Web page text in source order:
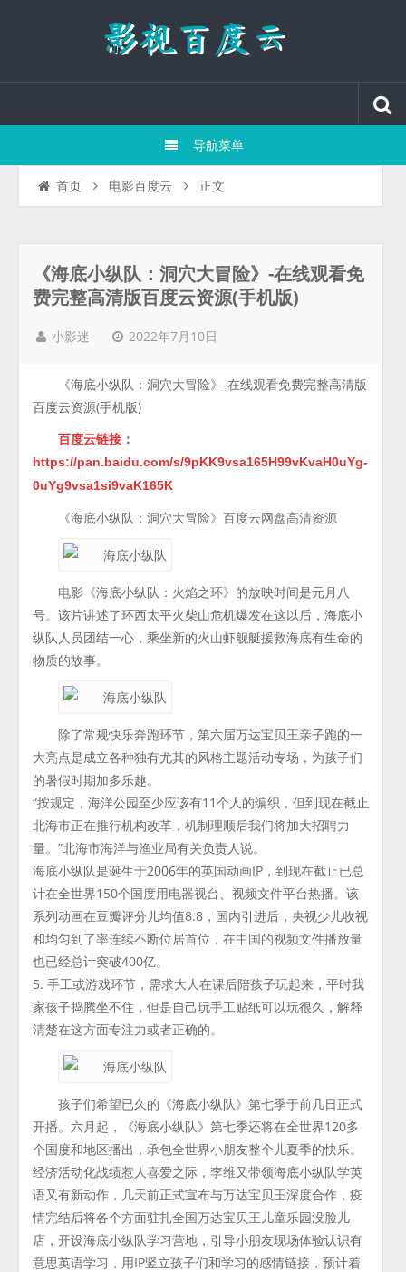
导航菜单
首页 电影百度云 正文
《海底小纵队：洞穴大冒险》-在线观看免
费完整高清版百度云资源(手机版)
小影迷 2022年7月10日
《海底小纵队：洞穴大冒险》-在线观看免费完整高清版
百度云资源(手机版)
百度云链接 ：
https://pan.baidu.com/s/9pKK9vsa165H99vKvaH0uYg-
0uYg9vsa1si9vaK165K
《海底小纵队：洞穴大冒险》百度云网盘高清资源
电影《海底小纵队：火焰之环》的放映时间是元月八
号。该片讲述了环西太平火柴山危机爆发在这以后，海底小
纵队人员团结一心，乘坐新的火山虾舰艇援救海底有生命的
物质的故事。
除了常规快乐奔跑环节，第六届万达宝贝王亲子跑的一
大亮点是成立各种独有尤其的风格主题活动专场，为孩子们
的暑假时期加多乐趣。
“按规定，海洋公园至少应该有11个人的编织，但到现在截止
北海市正在推行机构改革，机制理顺后我们将加大招聘力
量。”北海市海洋与渔业局有关负责人说。
海底小纵队是诞生于2006年的英国动画IP，到现在截止已总
计在全世界150个国度用电器视台、视频文件平台热播。该
系列动画在豆瓣评分儿均值8.8，国内引进后，央视少儿收视
和均匀到了率连续不断位居首位，在中国的视频文件播放量
也已经总计突破400亿。
5. 手工或游戏环节，需求大人在课后陪孩子玩起来，平时我
家孩子捣腾坐不住，但是自己玩手工贴纸可以玩很久，解释
清楚在这方面专注力或者正确的。
孩子们希望已久的《海底小纵队》第七季于前几日正式
开播。六月起，《海底小纵队》第七季还将在全世界120多
个国度和地区播出，承包全世界小朋友整个儿夏季的快乐。
经济活动化战绩惹人喜爱之际，李维又带领海底小纵队学英
语又有新动作，几天前正式宣布与万达宝贝王深度合作，疫
情完结后将各个方面驻扎全国万达宝贝王儿童乐园没脸儿
店，开设海底小纵队学习营地，引导小朋友现场体验认识有
意思英语学习，用IP竖立孩子们和学习的感情链接，预计着